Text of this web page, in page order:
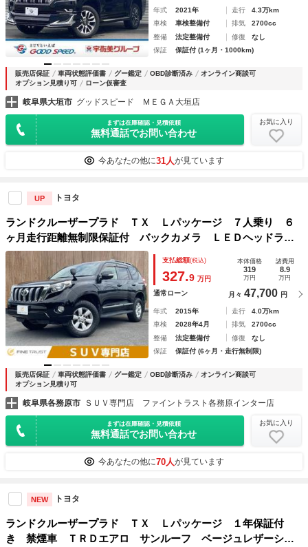
年式 2021年 走行
4.3万km
車検
車検整備付 排気
2700cc
整備
法定整備付 修復
なし
保証
保証付 (1ヶ月・1000km)
販売店保証 車両状態評価書 グー鑑定 OBD診断済み
オンライン商談可
オプション見積り可
ローン仮審査
岐阜県大垣市 グッドスピード ＭＥＧＡ大垣店
まずは在庫確認・見積依頼
無料通話でお問い合わせ
お気に入り
今あなたの他に31人が見ています
UP トヨタ
ランドクルーザープラド ＴＸ Ｌパッケージ ７人乗り ６
ヶ月走行距離無制限保証付 バックカメラ ＬＥＤヘッドライ
ト 禁煙車 ＥＴＣ ＳＤナビ 地デジＴＶ ４ＷＤ パワー
シート 本革シート シートヒーター クルーズコントロー
ル スマートキー 電動格納ミラー
支払総額(税込)
327.9 万円
本体価格
319
万円
諸費用
8.9
万円
通常ローン 月々 47,700 円
年式 2015年 走行
4.0万km
車検
2028年4月 排気
2700cc
整備
法定整備付 修復
なし
保証
保証付 (6ヶ月・走行無制限)
販売店保証 車両状態評価書 グー鑑定 OBD診断済み
オンライン商談可
オプション見積り可
岐阜県各務原市 ＳＵＶ専門店 ファイントラスト各務原インター店
まずは在庫確認・見積依頼
無料通話でお問い合わせ
お気に入り
今あなたの他に70人が見ています
NEW トヨタ
ランドクルーザープラド ＴＸ Ｌパッケージ １年保証付
き 禁煙車 ＴＲＤエアロ サンルーフ ベージュレザーシー